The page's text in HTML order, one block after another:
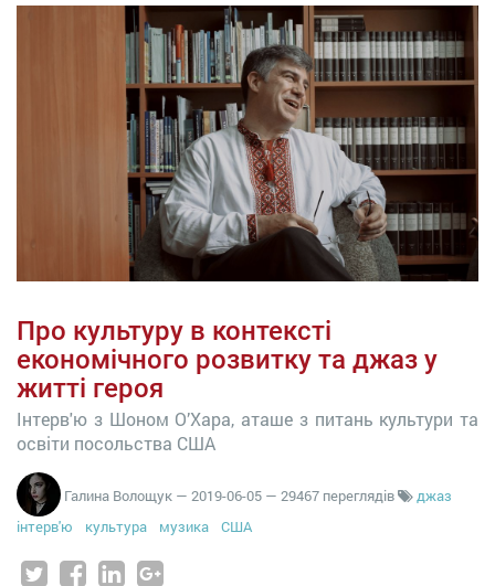
Про культуру в контексті
економічного розвитку та джаз у
житті героя
Інтерв'ю з Шоном О’Xара, аташе з питань культури та
освіти посольства США
Галина Волощук — 2019-06-05 — 29467 переглядів
джаз
інтерв'ю
культура музика США